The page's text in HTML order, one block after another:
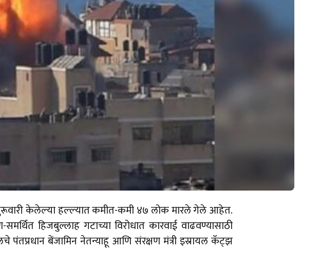
केलेल्‍या हल्‍ल्‍यात कमीत-कमी ४७ लोक मारले गेले आहेत.
हिजबुल्लाह गटाच्या विरोधात कारवाई वाढवण्यासाठी
बेंजामिन नेतन्याहू आणि संरक्षण मंत्री इस्रायल कॅट्झ